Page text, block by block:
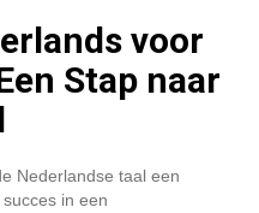
voor
Stap naar
Nederlandse taal een
in een